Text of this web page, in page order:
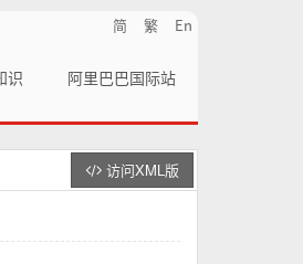
简 繁 En
阿里巴巴国际站
识
访问XML版